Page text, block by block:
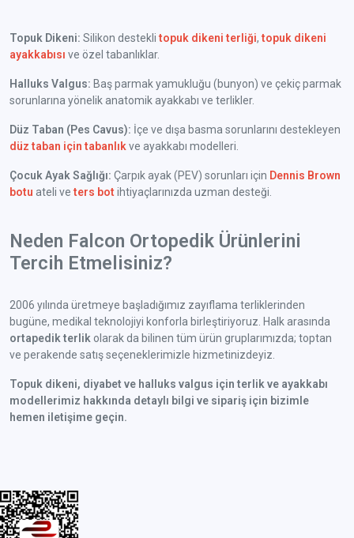
Topuk Dikeni: Silikon desteklitopuk dikeni terliği,topuk dikeni
ayakkabısı ve özel tabanlıklar.
Halluks Valgus: Baş parmak yamukluğu (bunyon) ve çekiç parmak
sorunlarına yönelik anatomik ayakkabı ve terlikler.
Düz Taban (Pes Cavus): İçe ve dışa basma sorunlarını destekleyen
düz taban için tabanlık ve ayakkabı modelleri.
Çocuk Ayak Sağlığı: Çarpık ayak (PEV) sorunları için Dennis Brown
botu ateli veters bot ihtiyaçlarınızda uzman desteği.
Neden Falcon Ortopedik Ürünlerini
Tercih Etmelisiniz?
2006 yılında üretmeye başladığımız zayıflama terliklerinden
bugüne, medikal teknolojiyi konforla birleştiriyoruz. Halk arasında
ortapedik terlik olarak da bilinen tüm ürün gruplarımızda; toptan
ve perakende satış seçeneklerimizle hizmetinizdeyiz.
Topuk dikeni, diyabet ve halluks valgus için terlik ve ayakkabı
modellerimiz hakkında detaylı bilgi ve sipariş için bizimle
hemen iletişime geçin.